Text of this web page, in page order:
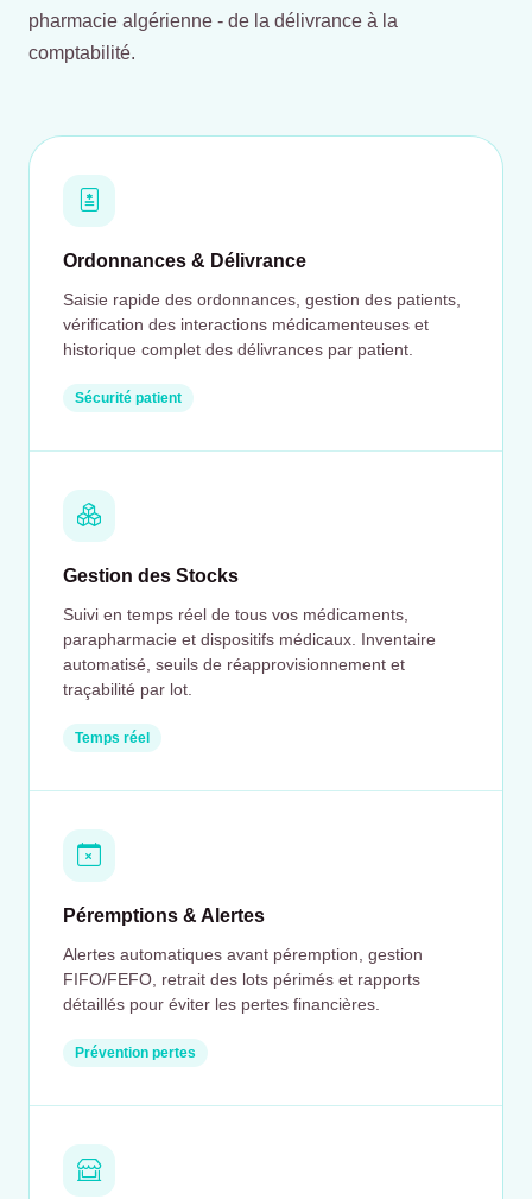
pharmacie algérienne - de la délivrance à la
comptabilité.
Ordonnances & Délivrance
Saisie rapide des ordonnances, gestion des patients,
vérification des interactions médicamenteuses et
historique complet des délivrances par patient.
Sécurité patient
Gestion des Stocks
Suivi en temps réel de tous vos médicaments,
parapharmacie et dispositifs médicaux. Inventaire
automatisé, seuils de réapprovisionnement et
traçabilité par lot.
Temps réel
Péremptions & Alertes
Alertes automatiques avant péremption, gestion
FIFO/FEFO, retrait des lots périmés et rapports
détaillés pour éviter les pertes financières.
Prévention pertes